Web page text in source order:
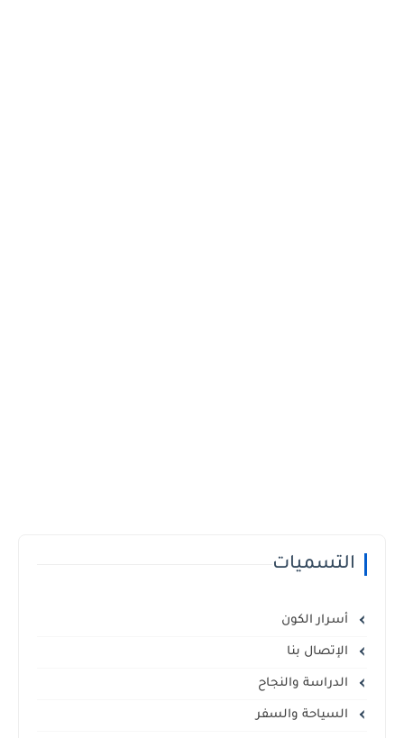
التسميات
أسرار الكون
الإتصال بنا
الدراسة والنجاح
السياحة والسفر